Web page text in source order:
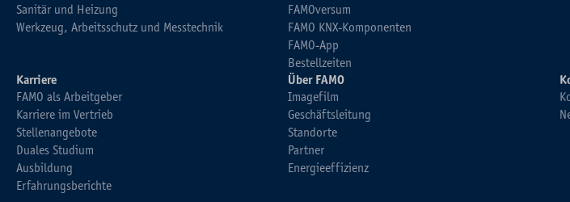
Sanitär und Heizung
Werkzeug, Arbeitsschutz und Messtechnik
FAMOversum
FAMO KNX-Komponenten
FAMO-App
Bestellzeiten
Karriere
FAMO als Arbeitgeber
Karriere im Vertrieb
Stellenangebote
Duales Studium
Ausbildung
Erfahrungsberichte
Über FAMO
Imagefilm
Geschäftsleitung
Standorte
Partner
Energieeffizienz